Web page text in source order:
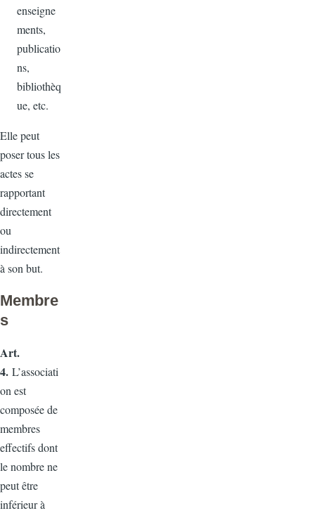
enseigne
ments,
publicatio
ns,
bibliothèq
ue, etc.
Elle peut
poser tous les
actes se
rapportant
directement
ou
indirectement
à son but.
Membre
s
Art.
4. L’associati
on est
composée de
membres
effectifs dont
le nombre ne
peut être
inférieur à